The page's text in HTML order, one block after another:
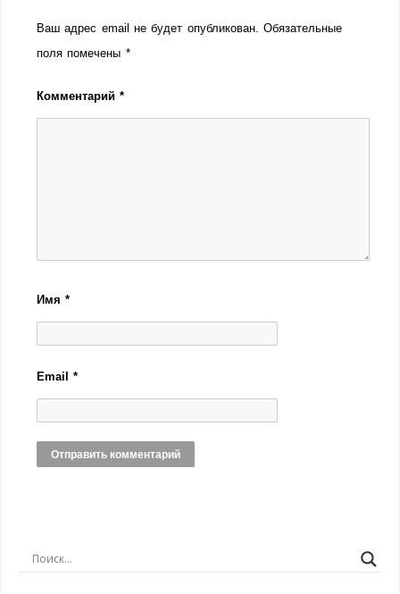
Ваш адрес email не будет опубликован. Обязательные
поля помечены *
Комментарий*
Имя*
Email*